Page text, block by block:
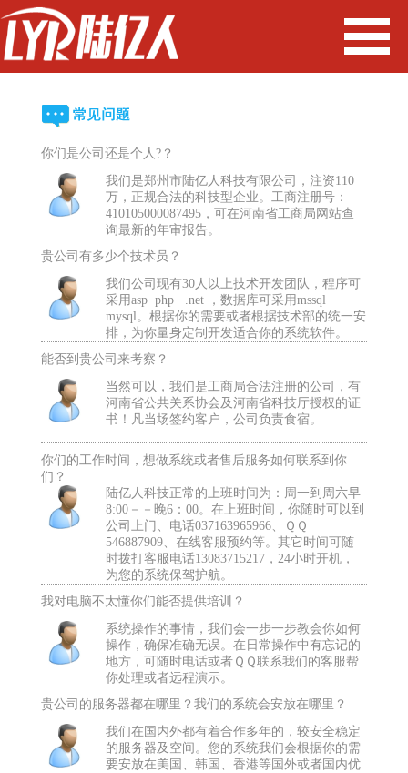
你们是公司还是个人?？
我们是郑州市陆亿人科技有限公司，注资110
万，正规合法的科技型企业。工商注册号：
410105000087495，可在河南省工商局网站查
询最新的年审报告。
贵公司有多少个技术员？
我们公司现有30人以上技术开发团队，程序可
采用asp php .net ，数据库可采用mssql
mysql。根据你的需要或者根据技术部的统一安
排，为你量身定制开发适合你的系统软件。
能否到贵公司来考察？
当然可以，我们是工商局合法注册的公司，有
河南省公共关系协会及河南省科技厅授权的证
书！凡当场签约客户，公司负责食宿。
你们的工作时间，想做系统或者售后服务如何联系到你
们？
陆亿人科技正常的上班时间为：周一到周六早
8:00－－晚6：00。在上班时间，你随时可以到
公司上门、电话037163965966、ＱＱ
546887909、在线客服预约等。其它时间可随
时拨打客服电话13083715217，24小时开机，
为您的系统保驾护航。
我对电脑不太懂你们能否提供培训？
系统操作的事情，我们会一步一步教会你如何
操作，确保准确无误。在日常操作中有忘记的
地方，可随时电话或者ＱＱ联系我们的客服帮
你处理或者远程演示。
贵公司的服务器都在哪里？我们的系统会安放在哪里？
我们在国内外都有着合作多年的，较安全稳定
的服务器及空间。您的系统我们会根据你的需
要安放在美国、韩国、香港等国外或者国内优